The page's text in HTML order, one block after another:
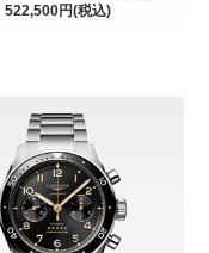
522,500円(税込)